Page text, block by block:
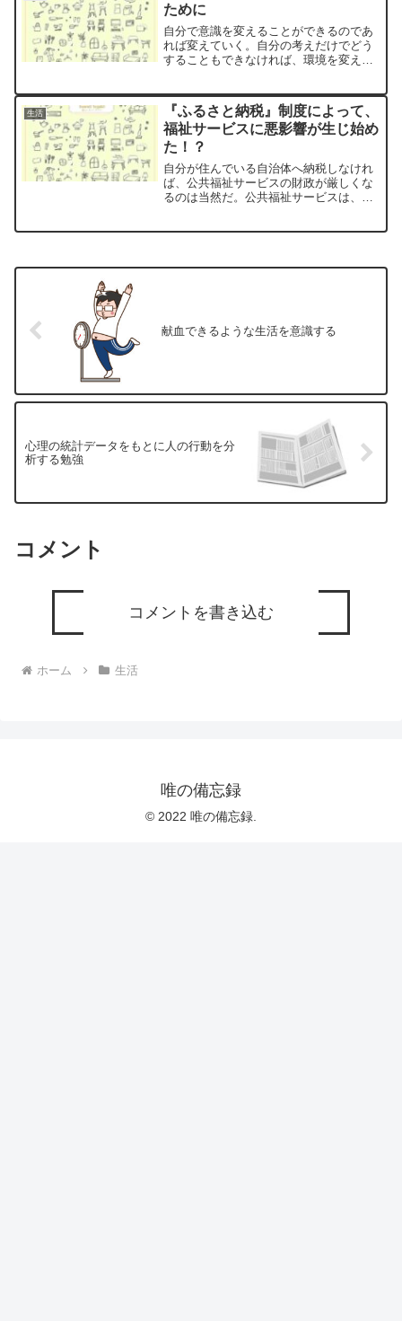
ために
自分で意識を変えることができるのであ
れば変えていく。自分の考えだけでどう
することもできなければ、環境を変えて
生活
『ふるさと納税』制度によって、
福祉サービスに悪影響が生じ始め
た！？
自分が住んでいる自治体へ納税しなけれ
ば、公共福祉サービスの財政が厳しくな
るのは当然だ。公共福祉サービスは、自
することを期待する。
献血できるような生活を意識する
心理の統計データをもとに人の行動を分
析する勉強
コメント
コメントを書き込む
ホーム 生活
唯の備忘録
© 2022 唯の備忘録.